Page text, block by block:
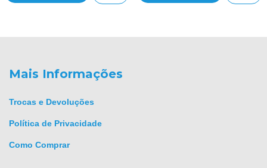
Mais Informações
Trocas e Devoluções
Política de Privacidade
Como Comprar